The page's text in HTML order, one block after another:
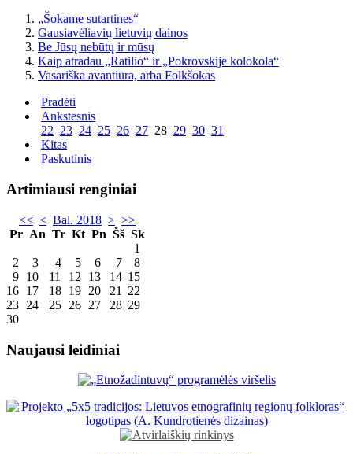
„Šokame sutartines“
Gausiavėliavių lietuvių dainos
Be Jūsų nebūtų ir mūsų
Kaip atradau „Ratilio“ ir „Pokrovskije kolokola“
Vasariška avantiūra, arba Folkšokas
Pradėti
Ankstesnis
22 23 24 25 26 27 28 29 30 31
Kitas
Paskutinis
Artimiausi renginiai
<< < Bal. 2018 > >>
Pr An Tr Kt Pn Šš Sk
1
2
3 4 5 6 7
8
9 10 11 12 13 14 15
16 17 18 19 20 21
22
23 24 25 26 27 28 29
30
Naujausi leidiniai